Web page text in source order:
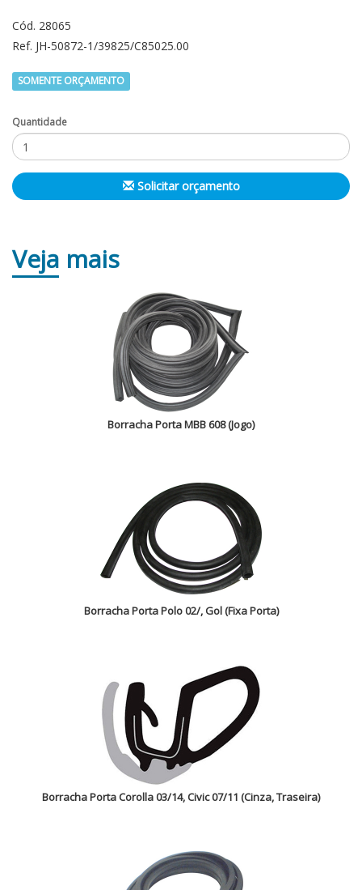
Cód. 28065
Ref. JH-50872-1/39825/C85025.00
SOMENTE ORÇAMENTO
Quantidade
Solicitar orçamento
Veja mais
Borracha Porta MBB 608 (Jogo)
Borracha Porta Polo 02/, Gol (Fixa Porta)
Borracha Porta Corolla 03/14, Civic 07/11 (Cinza, Traseira)